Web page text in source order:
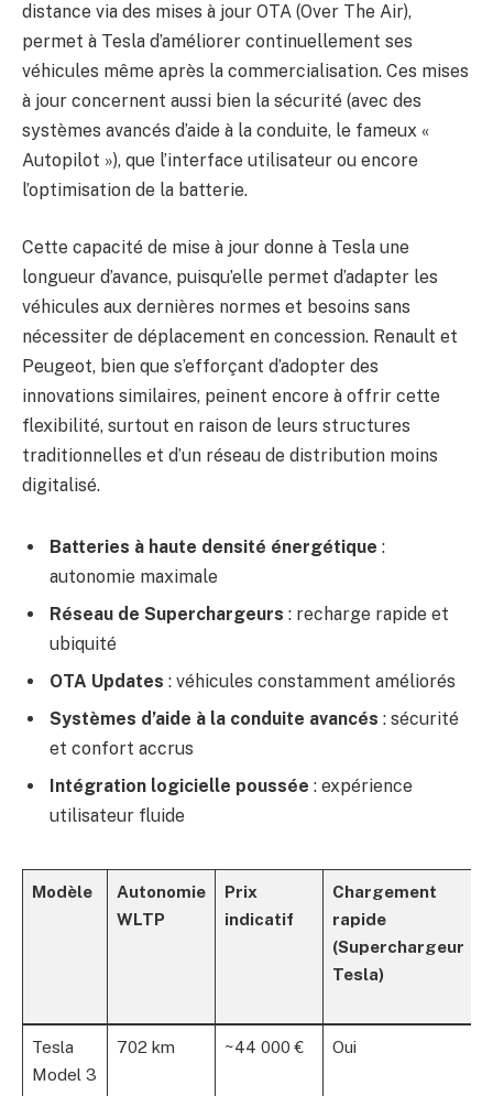
distance via des mises à jour OTA (Over The Air),
permet à Tesla d’améliorer continuellement ses
véhicules même après la commercialisation. Ces mises
à jour concernent aussi bien la sécurité (avec des
systèmes avancés d’aide à la conduite, le fameux «
Autopilot »), que l’interface utilisateur ou encore
l’optimisation de la batterie.
Cette capacité de mise à jour donne à Tesla une
longueur d’avance, puisqu’elle permet d’adapter les
véhicules aux dernières normes et besoins sans
nécessiter de déplacement en concession. Renault et
Peugeot, bien que s’efforçant d’adopter des
innovations similaires, peinent encore à offrir cette
flexibilité, surtout en raison de leurs structures
traditionnelles et d’un réseau de distribution moins
digitalisé.
Batteries à haute densité énergétique :
autonomie maximale
Réseau de Superchargeurs : recharge rapide et
ubiquité
OTA Updates : véhicules constamment améliorés
Systèmes d’aide à la conduite avancés : sécurité
et confort accrus
Intégration logicielle poussée : expérience
utilisateur fluide
Modèle
Autonomie
WLTP
Prix
indicatif
Chargement
rapide
(Superchargeur
Tesla)
Tesla
Model 3
702 km ~44 000 € Oui